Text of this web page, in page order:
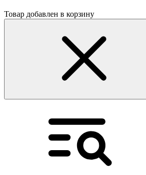
Товар добавлен в корзину